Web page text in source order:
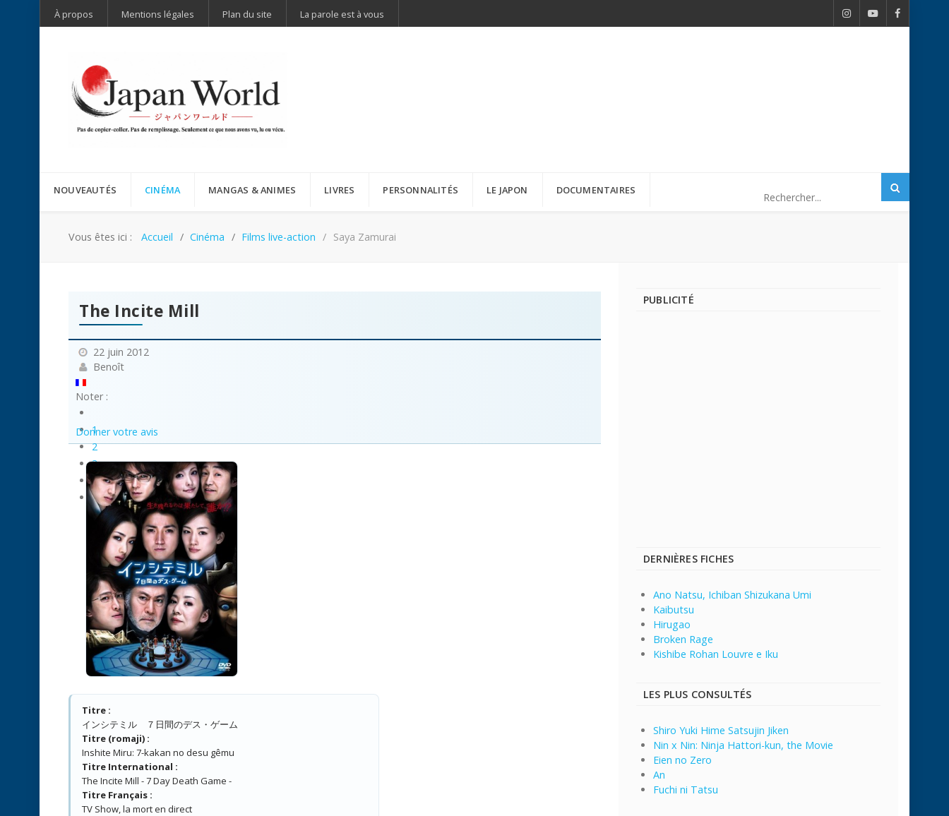
À propos Mentions légales Plan du site La parole est à vous
NOUVEAUTÉS CINÉMA MANGAS & ANIMES LIVRES PERSONNALITÉS LE JAPON DOCUMENTAIRES
Vous êtes ici : Accueil Cinéma Films live-action Saya Zamurai
The Incite Mill
22 juin 2012
Benoît
Noter :
1
2
3
4
5
Donner votre avis
Titre :
インシテミル ７日間のデス・ゲーム
Titre (romaji) :
Inshite Miru: 7-kakan no desu gêmu
Titre International :
The Incite Mill - 7 Day Death Game -
Titre Français :
TV Show, la mort en direct
PUBLICITÉ
DERNIÈRES FICHES
Ano Natsu, Ichiban Shizukana Umi
Kaibutsu
Hirugao
Broken Rage
Kishibe Rohan Louvre e Iku
LES PLUS CONSULTÉS
Shiro Yuki Hime Satsujin Jiken
Nin x Nin: Ninja Hattori-kun, the Movie
Eien no Zero
An
Fuchi ni Tatsu